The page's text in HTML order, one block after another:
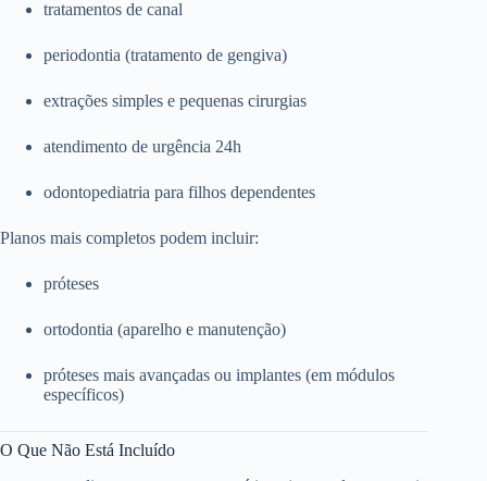
tratamentos de canal
periodontia (tratamento de gengiva)
extrações simples e pequenas cirurgias
atendimento de urgência 24h
odontopediatria para filhos dependentes
Planos mais completos podem incluir:
próteses
ortodontia (aparelho e manutenção)
próteses mais avançadas ou implantes (em módulos
específicos)
O Que Não Está Incluído